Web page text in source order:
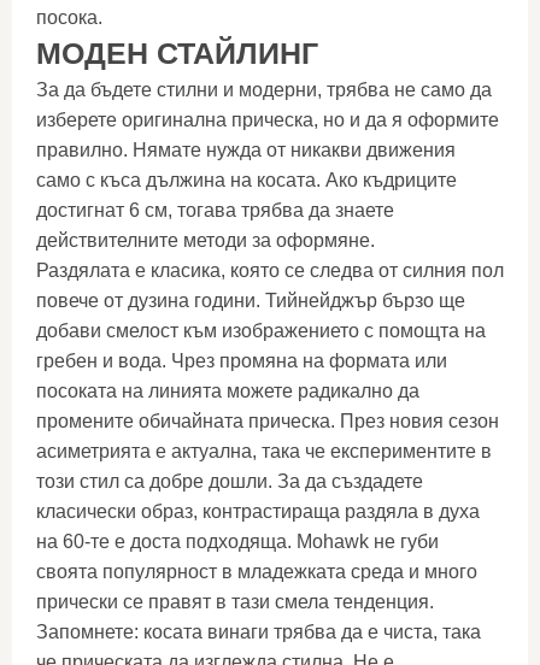
посока.
МОДЕН СТАЙЛИНГ
За да бъдете стилни и модерни, трябва не само да
изберете оригинална прическа, но и да я оформите
правилно. Нямате нужда от никакви движения
само с къса дължина на косата. Ако къдриците
достигнат 6 см, тогава трябва да знаете
действителните методи за оформяне.
Раздялата е класика, която се следва от силния пол
повече от дузина години. Тийнейджър бързо ще
добави смелост към изображението с помощта на
гребен и вода. Чрез промяна на формата или
посоката на линията можете радикално да
промените обичайната прическа. През новия сезон
асиметрията е актуална, така че експериментите в
този стил са добре дошли. За да създадете
класически образ, контрастираща раздяла в духа
на 60-те е доста подходяща. Mohawk не губи
своята популярност в младежката среда и много
прически се правят в тази смела тенденция.
Запомнете: косата винаги трябва да е чиста, така